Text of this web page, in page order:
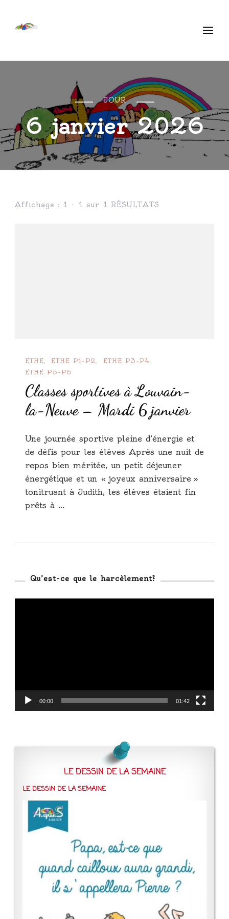
JOUR
6 janvier 2026
Affichage : 1 - 1 sur 1 RÉSULTATS
ETHE ETHE P1-P2
ETHE P3-P4
ETHE P5-P6
Classes sportives à Louvain-
la-Neuve – Mardi 6 janvier
Une journée sportive pleine d’énergie et
de défis pour les élèves Après une nuit de
repos bien méritée, un petit déjeuner
énergétique et un « joyeux anniversaire »
tonitruant à Judith, les élèves étaient fin
prêts à …
Qu’est-ce que le harcèlement?
00:00 01:42
LE DESSIN DE LA SEMAINE
LE DESSIN DE LA SEMAINE